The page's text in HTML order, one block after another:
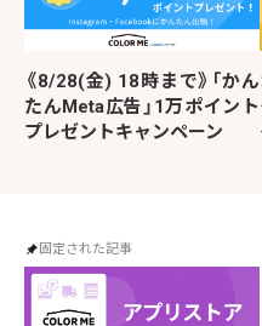
《8/28(金) 18時まで》「かん
たんMeta広告」1万ポイント
プレゼントキャンペーン
固定された記事